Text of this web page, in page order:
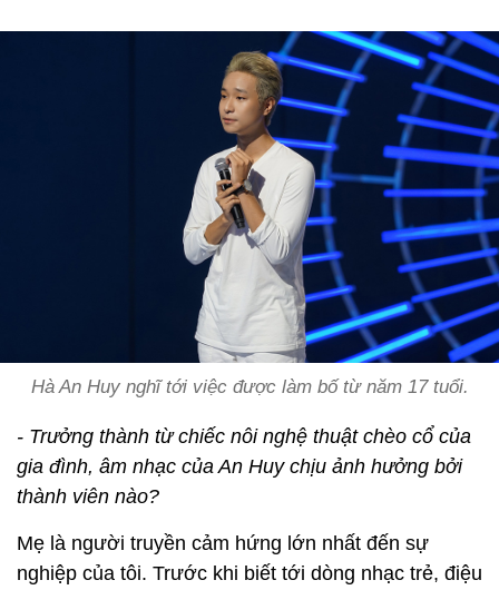
Hà An Huy nghĩ tới việc được làm bố từ năm 17 tuổi.
- Trưởng thành từ chiếc nôi nghệ thuật chèo cổ của
gia đình, âm nhạc của An Huy chịu ảnh hưởng bởi
thành viên nào?
Mẹ là người truyền cảm hứng lớn nhất đến sự
nghiệp của tôi. Trước khi biết tới dòng nhạc trẻ, điệu